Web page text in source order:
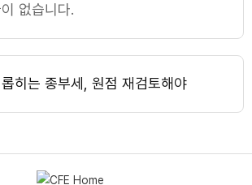
없습니다.
히는 종부세, 원점 재검토해야